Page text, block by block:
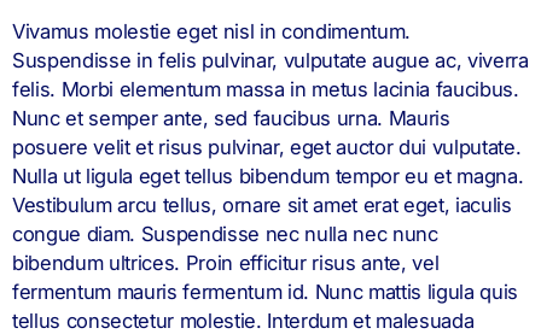
Vivamus molestie eget nisl in condimentum.
Suspendisse in felis pulvinar, vulputate augue ac, viverra
felis. Morbi elementum massa in metus lacinia faucibus.
Nunc et semper ante, sed faucibus urna. Mauris
posuere velit et risus pulvinar, eget auctor dui vulputate.
Nulla ut ligula eget tellus bibendum tempor eu et magna.
Vestibulum arcu tellus, ornare sit amet erat eget, iaculis
congue diam. Suspendisse nec nulla nec nunc
bibendum ultrices. Proin efficitur risus ante, vel
fermentum mauris fermentum id. Nunc mattis ligula quis
tellus consectetur molestie. Interdum et malesuada